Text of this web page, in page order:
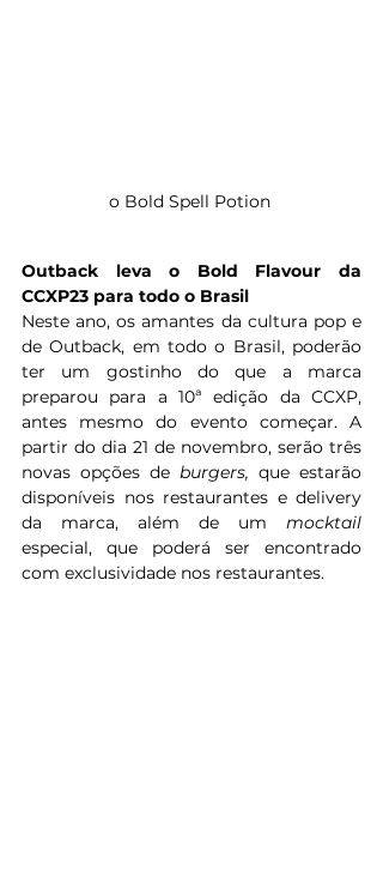
o Bold Spell Potion
Outback leva o Bold Flavour da
CCXP23 para todo o Brasil
Neste ano, os amantes da cultura pop e
de Outback, em todo o Brasil, poderão
ter um gostinho do que a marca
preparou para a 10ª edição da CCXP,
antes mesmo do evento começar. A
partir do dia 21 de novembro, serão três
novas opções de burgers, que estarão
disponíveis nos restaurantes e delivery
da marca, além de um mocktail
especial, que poderá ser encontrado
com exclusividade nos restaurantes.